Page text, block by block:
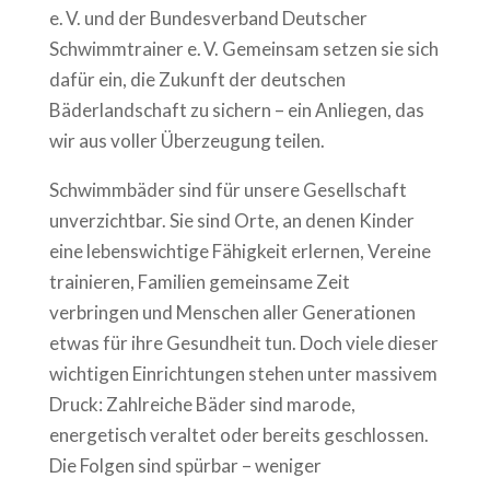
e. V. und der Bundesverband Deutscher
Schwimmtrainer e. V. Gemeinsam setzen sie sich
dafür ein, die Zukunft der deutschen
Bäderlandschaft zu sichern – ein Anliegen, das
wir aus voller Überzeugung teilen.
Schwimmbäder sind für unsere Gesellschaft
unverzichtbar. Sie sind Orte, an denen Kinder
eine lebenswichtige Fähigkeit erlernen, Vereine
trainieren, Familien gemeinsame Zeit
verbringen und Menschen aller Generationen
etwas für ihre Gesundheit tun. Doch viele dieser
wichtigen Einrichtungen stehen unter massivem
Druck: Zahlreiche Bäder sind marode,
energetisch veraltet oder bereits geschlossen.
Die Folgen sind spürbar – weniger